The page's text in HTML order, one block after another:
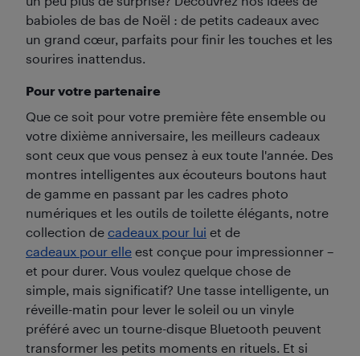
babioles de bas de Noël : de petits cadeaux avec
un grand cœur, parfaits pour finir les touches et les
sourires inattendus.
Pour votre partenaire
Que ce soit pour votre première fête ensemble ou
votre dixième anniversaire, les meilleurs cadeaux
sont ceux que vous pensez à eux toute l'année. Des
montres intelligentes aux écouteurs boutons haut
de gamme en passant par les cadres photo
numériques et les outils de toilette élégants, notre
collection de cadeaux pour lui et de
cadeaux pour elle est conçue pour impressionner –
et pour durer. Vous voulez quelque chose de
simple, mais significatif? Une tasse intelligente, un
réveille-matin pour lever le soleil ou un vinyle
préféré avec un tourne-disque Bluetooth peuvent
transformer les petits moments en rituels. Et si